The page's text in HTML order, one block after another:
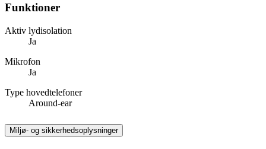
Funktioner
Aktiv lydisolation
Ja
Mikrofon
Ja
Type hovedtelefoner
Around-ear
Miljø- og sikkerhedsoplysninger